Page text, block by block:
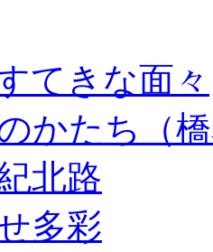
てきな面々
かたち（
北路
多彩